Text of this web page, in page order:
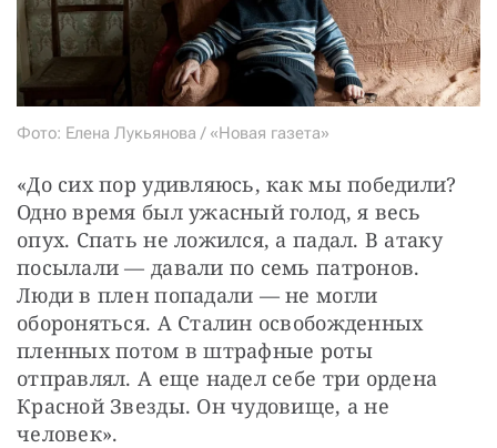
Фото: Елена Лукьянова / «Новая газета»
«До сих пор удивляюсь, как мы победили?
Одно время был ужасный голод, я весь
опух. Спать не ложился, а падал. В атаку
посылали — давали по семь патронов.
Люди в плен попадали — не могли
обороняться. А Сталин освобожденных
пленных потом в штрафные роты
отправлял. А еще надел себе три ордена
Красной Звезды. Он чудовище, а не
человек».